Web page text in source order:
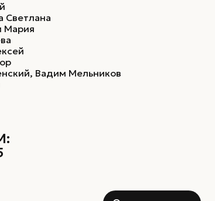
Светлана
Мария
Вадим Мельников